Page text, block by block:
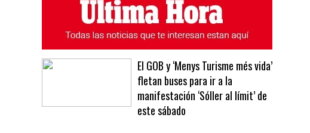
ÚLTIMAS NOTICIAS MÁS LEÍDAS
El GOB y ‘Menys Turisme més vida’